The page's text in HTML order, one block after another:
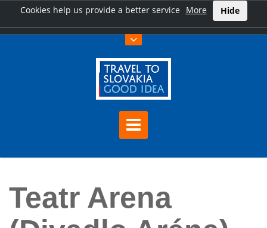
Cookies help us provide a better service More Hide
Teatr Arena (Divadlo Aréna)
Teatr Arena